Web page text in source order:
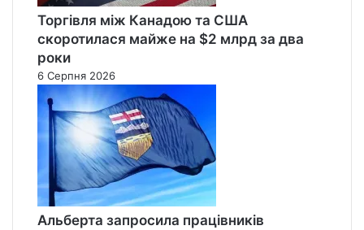
Торгівля між Канадою та США
скоротилася майже на $2 млрд за два
роки
6 Серпня 2026
Альберта запросила працівників